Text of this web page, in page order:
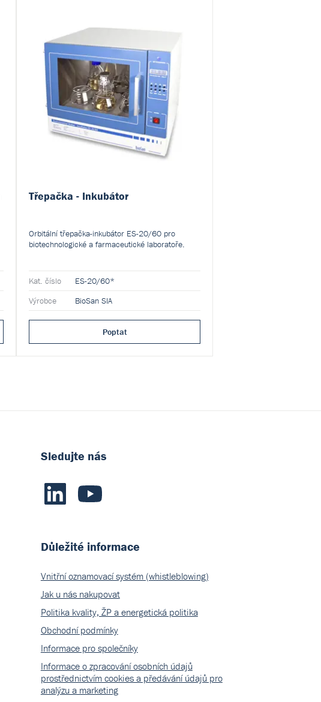
Třepačka - Inkubátor
Orbitální třepačka-inkubátor ES-20/60 pro
biotechnologické a farmaceutické laboratoře.
Kat. číslo
ES-20/60*
Výrobce
BioSan SIA
Poptat
Sledujte nás
Důležité informace
Vnitřní oznamovací systém (whistleblowing)
Jak u nás nakupovat
Politika kvality, ŽP a energetická politika
Obchodní podmínky
Informace pro společníky
Informace o zpracování osobních údajů
prostřednictvím cookies a předávání údajů pro
analýzu a marketing